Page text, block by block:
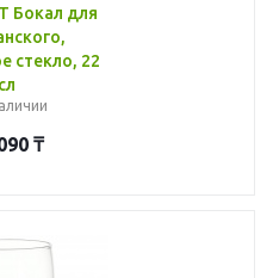
Бокал для
стекло, 22
сл
₸